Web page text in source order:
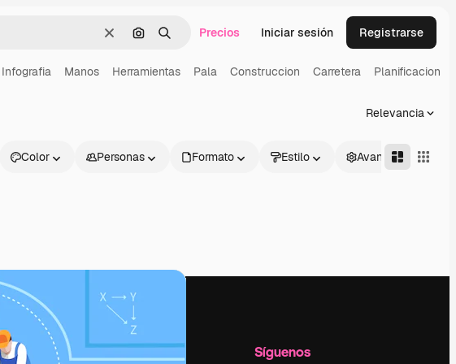
BorrarBuscar por imagen
BuscarPrecios Iniciar sesión Registrarse
Infografia Manos Herramientas Pala Construccion Carretera Planificacion
Relevancia
Color Personas Formato Estilo Avanzado
Información útil Empresa Síguenos